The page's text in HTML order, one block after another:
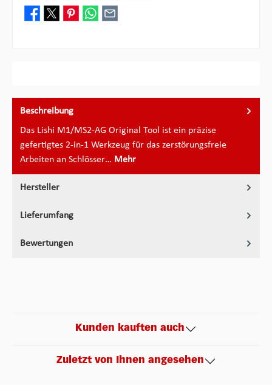
Beschreibung
Das Lishi M1/MS2-AG Original Tool ist ein präzise
gefertigtes 2-in-1 Werkzeug für das zerstörungsfreie
Arbeiten an Schlösser… Mehr
Hersteller
Lieferumfang
Bewertungen
Kunden kauften auch
Zuletzt von Ihnen angesehen